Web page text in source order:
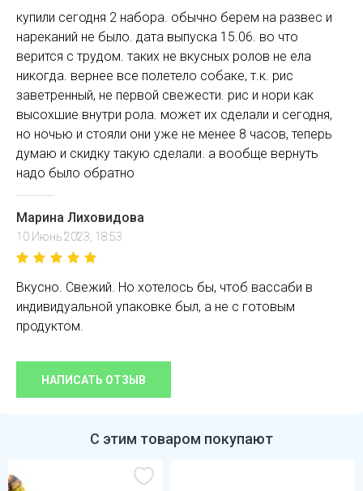
купили сегодня 2 набора. обычно берем на развес и
нареканий не было. дата выпуска 15.06. во что
верится с трудом. таких не вкусных ролов не ела
никогда. вернее все полетело собаке, т.к. рис
заветренный, не первой свежести. рис и нори как
высохшие внутри рола. может их сделали и сегодня,
но ночью и стояли они уже не менее 8 часов, теперь
думаю и скидку такую сделали. а вообще вернуть
надо было обратно
Марина Лиховидова
10 Июнь 2023, 18:53
Вкусно. Свежий. Но хотелось бы, чтоб вассаби в
индивидуальной упаковке был, а не с готовым
продуктом.
НАПИСАТЬ ОТЗЫВ
С этим товаром покупают